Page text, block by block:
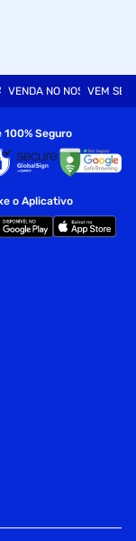
axilas a 15cm
(as axilas).
VENDA NO NOSSO SITE
VEM SER
100% Seguro
o Aplicativo